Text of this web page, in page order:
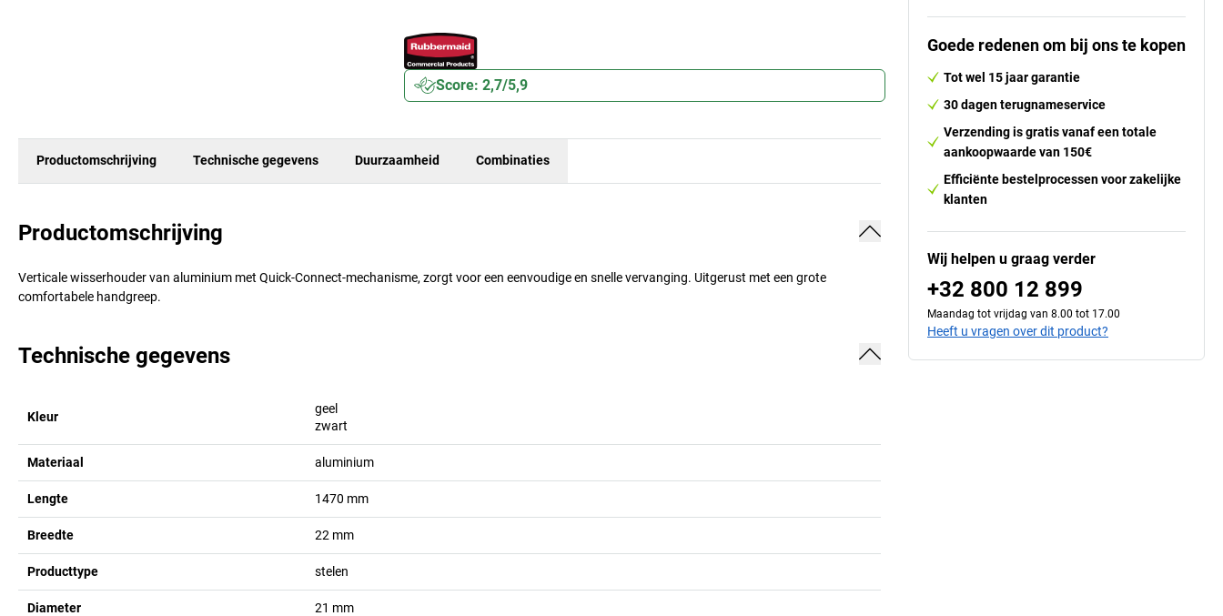
Score: 2,7/5,9
Productomschrijving Technische gegevens Duurzaamheid Combinaties
Productomschrijving
Verticale wisserhouder van aluminium met Quick-Connect-mechanisme, zorgt voor een eenvoudige en snelle vervanging. Uitgerust met een grote
comfortabele handgreep.
Technische gegevens
Kleur
geel
zwart
Materiaal aluminium
Lengte 1470 mm
Breedte 22 mm
Producttype stelen
Diameter 21 mm
Goede redenen om bij ons te kopen
Tot wel 15 jaar garantie
30 dagen terugnameservice
Verzending is gratis vanaf een totale
aankoopwaarde van 150€
Efficiënte bestelprocessen voor zakelijke
klanten
Wij helpen u graag verder
+32 800 12 899
Maandag tot vrijdag van 8.00 tot 17.00
Heeft u vragen over dit product?